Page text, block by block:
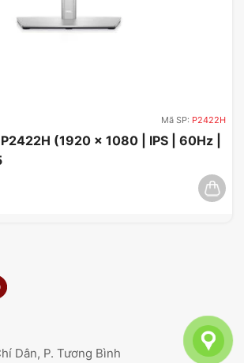
cần có tản nhiệt tốt, độ bền cao
về màn hình ASUS
và độ phân giải cao đáp ứng nhu
Mã SP: P2422H
(1920 x 1080 | IPS | 60Hz |
Dân, P. Tương Bình